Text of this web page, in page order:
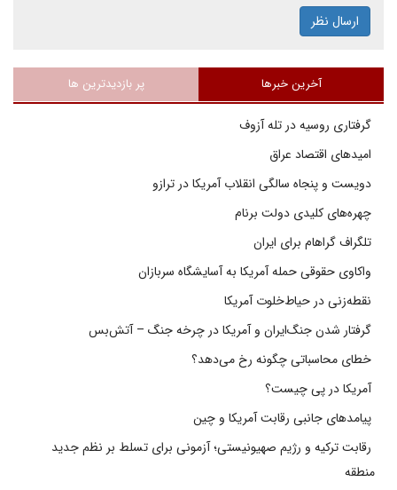
ارسال نظر
آخرین خبرها پر بازدیدترین ها
گرفتاری روسیه در تله آزوف
امیدهای اقتصاد عراق
دویست و پنجاه سالگی انقلاب آمریکا در ترازو
چهره‌های کلیدی دولت برنام
تلگراف گراهام برای ایران
واکاوی حقوقی حمله آمریکا به آسایشگاه سربازان
نقطه‌زنی در حیاط‌خلوت آمریکا
گرفتار شدن جنگ‌ایران و آمریکا در چرخه جنگ – آتش‌بس
خطای محاسباتی چگونه رخ می‌دهد؟
آمریکا در پی چیست؟
پیامدهای جانبی رقابت آمریکا و چین
رقابت ترکیه و رژیم صهیونیستی؛ آزمونی برای تسلط بر نظم جدید
منطقه